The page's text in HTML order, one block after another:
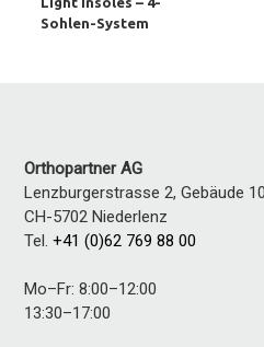
Sohlen-System
Orthopartner AG
Lenzburgerstrasse 2, Gebäude 10
CH-5702 Niederlenz
Tel.+41 (0)62 769 88 00
Mo–Fr: 8:00–12:00
13:30–17:00